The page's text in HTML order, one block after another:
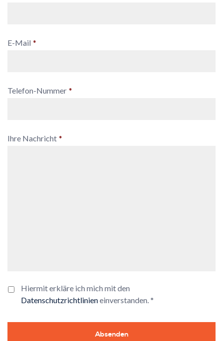
E-Mail *
Telefon-Nummer *
Ihre Nachricht *
Hiermit erkläre ich mich mit den
Datenschutzrichtlinieneinverstanden. *